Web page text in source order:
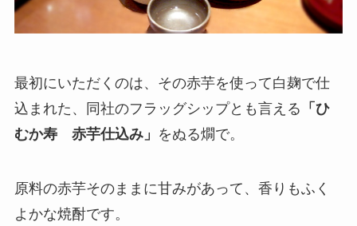
最初にいただくのは、その赤芋を使って白麹で仕
込まれた、同社のフラッグシップとも言える 「ひ
むか寿 赤芋仕込み」 をぬる燗で。
原料の赤芋そのままに甘みがあって、香りもふく
よかな焼酎です。